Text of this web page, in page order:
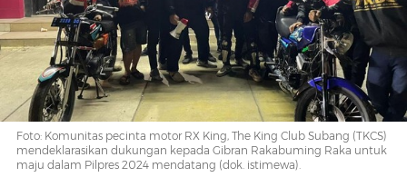
di
Pilpres
2024
Foto: Komunitas pecinta motor RX King, The King Club Subang (TKCS)
mendeklarasikan dukungan kepada Gibran Rakabuming Raka untuk
maju dalam Pilpres 2024 mendatang (dok. istimewa).